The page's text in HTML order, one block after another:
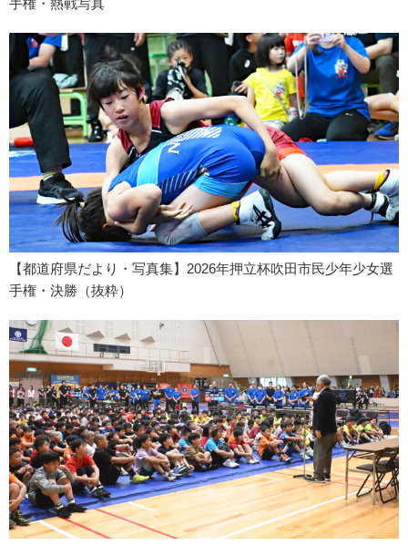
【都道府県だより・写真集】2026年押立杯吹田市民少年少女選
手権・決勝（抜粋）